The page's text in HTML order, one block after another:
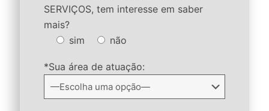
SERVIÇOS, tem interesse em saber
mais?
sim
não
*Sua área de atuação: